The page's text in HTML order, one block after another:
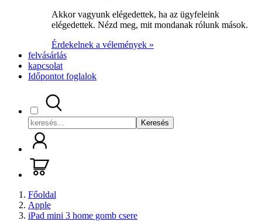
Akkor vagyunk elégedettek, ha az ügyfeleink
elégedettek. Nézd meg, mit mondanak rólunk mások.
Érdekelnek a vélemények »
felvásárlás
kapcsolat
Időpontot foglalok
Keresés
Főoldal
Apple
iPad mini 3 home gomb csere